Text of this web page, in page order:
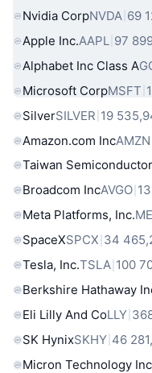
Nvidia CorpNVDA 69
Apple Inc.AAPL 97
Alphabet Inc Class A
Microsoft CorpMSFT
SilverSILVER 19
Amazon.com IncAMZN
Taiwan
Broadcom IncAVGO
Meta Platforms, Inc.
SpaceXSPCX 34
Tesla, Inc.TSLA 100
Berkshire Hathaway
Eli Lilly And CoLLY
SK HynixSKHY 46
Micron Technology Inc